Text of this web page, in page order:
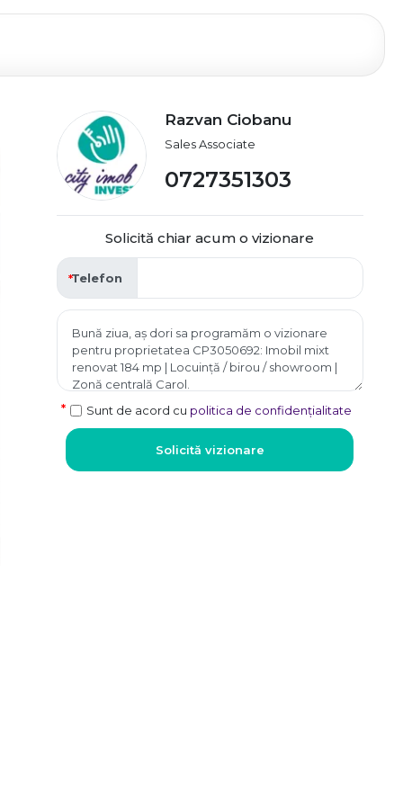
Razvan Ciobanu
Sales Associate
0727351303
Solicită chiar acum o vizionare
Telefon
Sunt de acord cu politica de confidențialitate
Solicită vizionare